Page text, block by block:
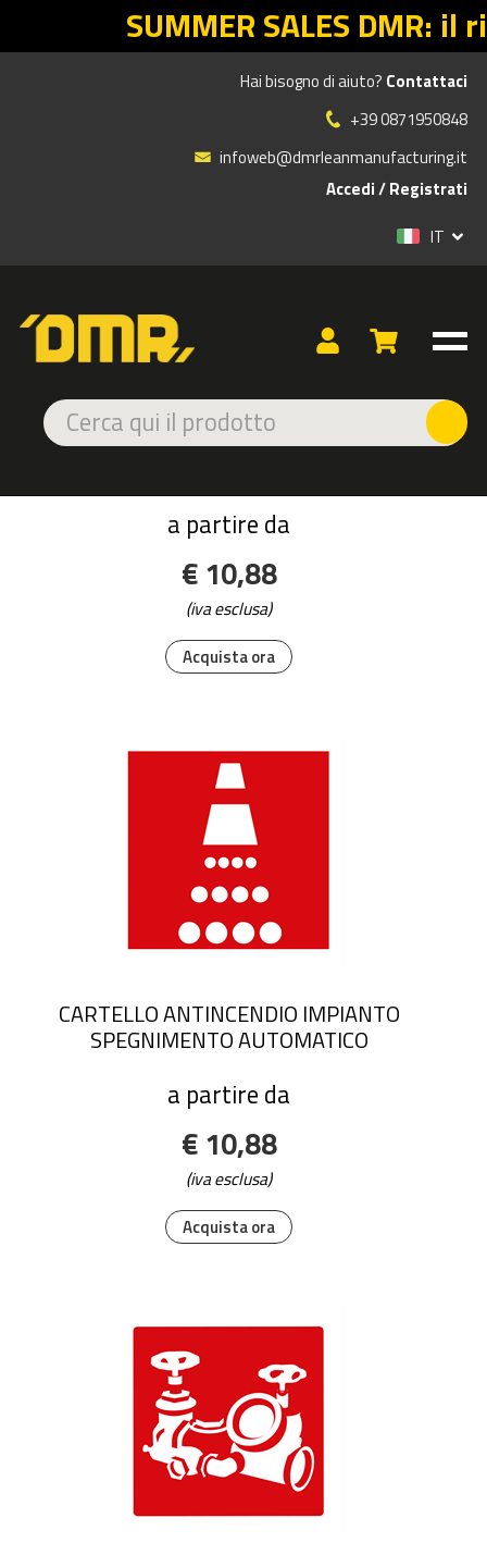
DMR: il rientro Lean
Hai bisogno di aiuto? Contattaci
+39 0871950848
infoweb@dmrleanmanufacturing.it
Accedi/Registrati
IT
» ADESIVA »
ANTINCENDIO
Acquista ora
a partire da
€ 10,88
(iva esclusa)
Acquista ora
CARTELLO ANTINCENDIO IMPIANTO
SPEGNIMENTO AUTOMATICO
a partire da
€ 10,88
(iva esclusa)